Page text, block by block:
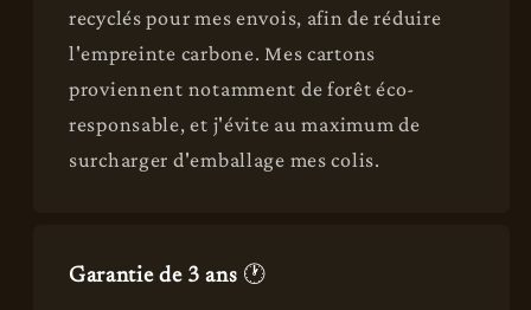
recyclés pour mes envois, afin de réduire
l'empreinte carbone. Mes cartons
proviennent notamment de forêt éco-
responsable, et j'évite au maximum de
surcharger d'emballage mes colis.
Garantie de 3 ans 🕐